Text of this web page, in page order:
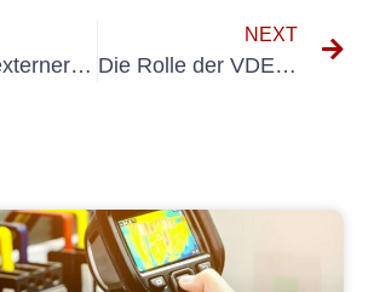
Die Rolle externer VEFK im öffentlichen Verkehr: Verantwortlichkeiten und Herausforderungen
NEXT
Die Rolle der VDE-Wiederkehrende-Prüfung bei der Vermeidung elektrischer Gefahren